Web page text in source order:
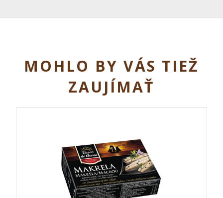
MOHLO BY VÁS TIEŽ
ZAUJÍMAŤ